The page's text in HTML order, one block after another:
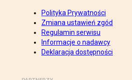
Polityka Prywatności
Zmiana ustawień zgód
Regulamin serwisu
Informacje o nadawcy
Deklaracja dostępności